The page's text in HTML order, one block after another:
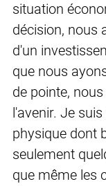
situation
décision, nous
d'un
que nous
de pointe,
l'avenir. Je
physique dont
seulement
que même les